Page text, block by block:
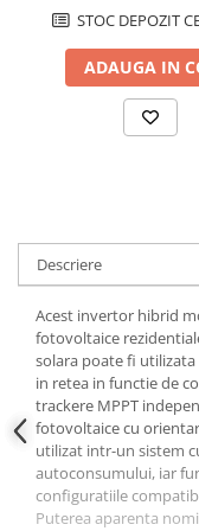
Papuci si mufe
Cablu solar
Cabluri coaxiale TV
Cabluri curenti slabi
aluminiu
Cabluri aluminiu
bransament
Cabluri aluminiu
Cabluri aluminiu tip
Cabluri aluminiu
Cabluri energie joasa
cupru
STOC DEPOZIT
ADAUGA IN
Descriere
Acest invertor hibrid
fotovoltaice
solara poate fi
in retea in functie de
trackere MPPT
fotovoltaice cu
utilizat intr-un sistem
autoconsumului, iar
configuratiile
Puterea aparenta